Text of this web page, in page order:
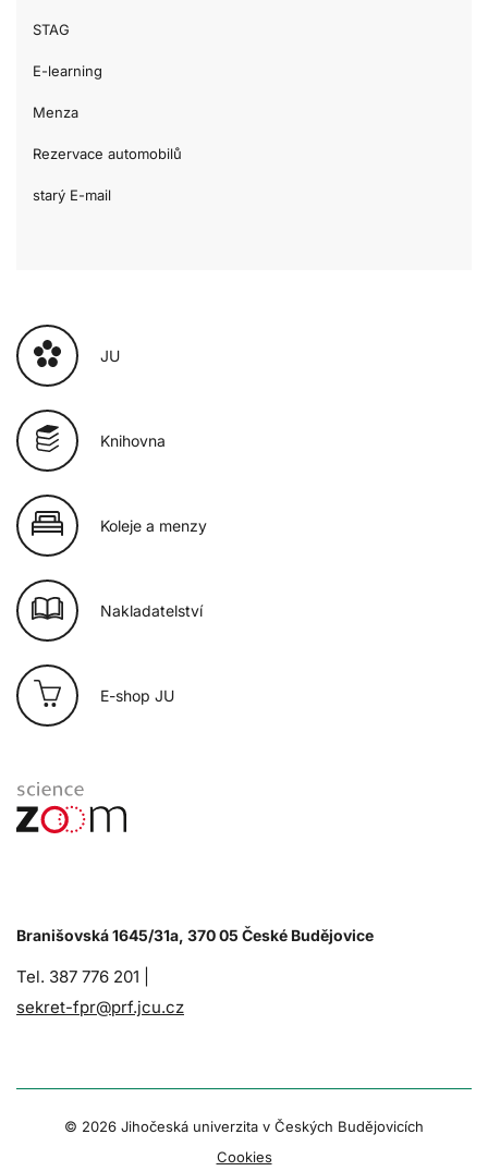
STAG
E-learning
Menza
Rezervace automobilů
starý E-mail
JU
Knihovna
Koleje a menzy
Nakladatelství
E-shop JU
Branišovská 1645/31a, 370 05 České Budějovice
Tel. 387 776 201 |
sekret-fpr@prf.jcu.cz
© 2026 Jihočeská univerzita v Českých Budějovicích
Cookies